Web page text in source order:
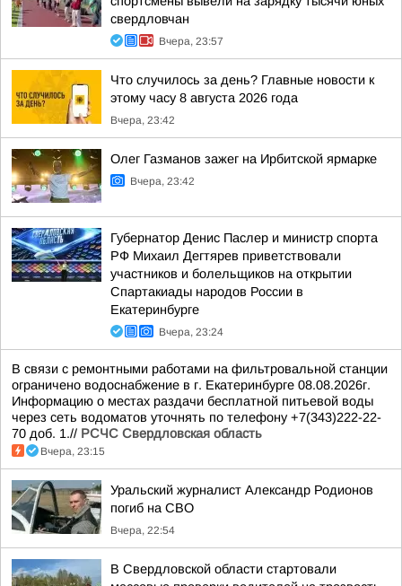
свердловчан
Вчера, 23:57
Что случилось за день? Главные новости к
этому часу 8 августа 2026 года
Вчера, 23:42
Олег Газманов зажег на Ирбитской ярмарке
Вчера, 23:42
Губернатор Денис Паслер и министр спорта
РФ Михаил Дегтярев приветствовали
участников и болельщиков на открытии
Спартакиады народов России в
Екатеринбурге
Вчера, 23:24
В связи с ремонтными работами на фильтровальной станции
ограничено водоснабжение в г. Екатеринбурге 08.08.2026г.
Информацию о местах раздачи бесплатной питьевой воды
через сеть водоматов уточнять по телефону +7(343)222-22-
70 доб. 1.// РСЧС Свердловская область
Вчера, 23:15
Уральский журналист Александр Родионов
погиб на СВО
Вчера, 22:54
В Свердловской области стартовали